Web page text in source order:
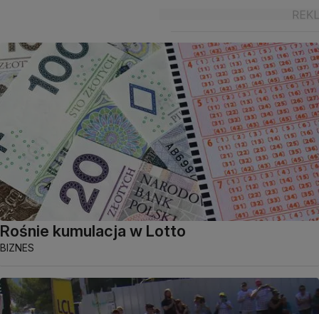
Rośnie kumulacja w Lotto
BIZNES